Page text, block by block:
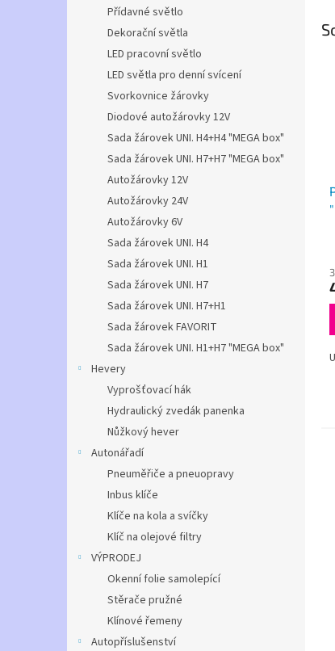
Přídavné světlo
Dekorační světla
LED pracovní světlo
LED světla pro denní svícení
Svorkovnice žárovky
Diodové autožárovky 12V
Sada žárovek UNI. H4+H4 "MEGA box"
Sada žárovek UNI. H7+H7 "MEGA box"
Autožárovky 12V
Autožárovky 24V
Autožárovky 6V
Sada žárovek UNI. H4
Sada žárovek UNI. H1
Sada žárovek UNI. H7
Sada žárovek UNI. H7+H1
Sada žárovek FAVORIT
Sada žárovek UNI. H1+H7 "MEGA box"
Hevery
Vyprošťovací hák
Hydraulický zvedák panenka
Nůžkový hever
Autonářadí
Pneuměřiče a pneuopravy
Inbus klíče
Klíče na kola a svíčky
Klíč na olejové filtry
VÝPRODEJ
Okenní folie samolepící
Stěrače pružné
Klínové řemeny
Autopříslušenství